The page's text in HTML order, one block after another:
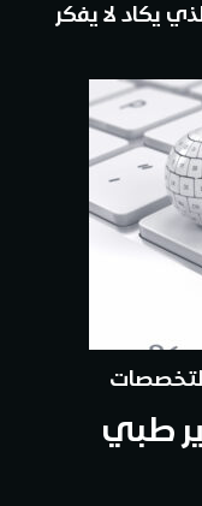
يكاد لا يفكر
طبي